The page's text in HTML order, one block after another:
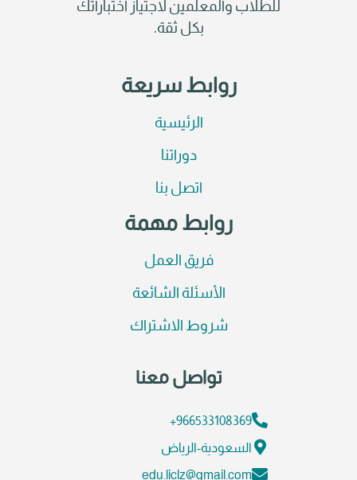
للطلاب والمعلمين لاجتياز اختباراتك
بكل ثقة.
روابط سريعة
الرئيسية
دوراتنا
اتصل بنا
روابط مهمة
فريق العمل
الأسئلة الشائعة
شروط الاشتراك
تواصل معنا
966533108369+
السعودية-الرياض
edu.liclz@gmail.com